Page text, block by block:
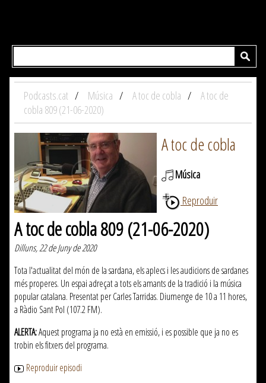
Podcasts.cat Música A toc de cobla
A toc de
cobla 809 (21-06-2020)
A toc de cobla
Música
Reproduir
A toc de cobla 809 (21-06-2020)
Dilluns, 22 de Juny de 2020
Tota l'actualitat del món de la sardana, els aplecs i les audicions de sardanes
més properes. Un espai adreçat a tots els amants de la tradició i la música
popular catalana. Presentat per Carles Tarridas. Diumenge de 10 a 11 hores,
a Ràdio Sant Pol (107.2 FM).
ALERTA:Aquest programa ja no està en emissió, i es possible que ja no es
trobin els fitxers del programa.
Reproduir episodi